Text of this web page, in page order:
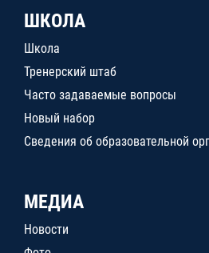
ШКОЛА
Школа
Тренерский штаб
Часто задаваемые вопросы
Новый набор
Сведения об образовательной
МЕДИА
Новости